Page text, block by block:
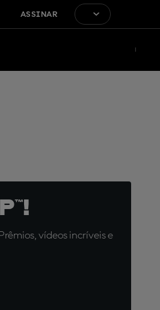
ASSINAR
vídeos incríveis e